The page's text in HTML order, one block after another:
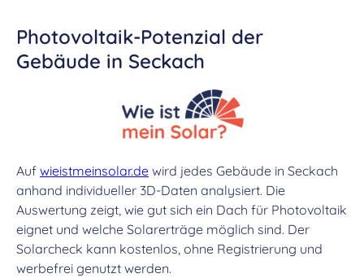
Photovoltaik-Potenzial der
Gebäude in Seckach
Auf wieistmeinsolar.de wird jedes Gebäude in Seckach
anhand individueller 3D-Daten analysiert. Die
Auswertung zeigt, wie gut sich ein Dach für Photovoltaik
eignet und welche Solarerträge möglich sind. Der
Solarcheck kann kostenlos, ohne Registrierung und
werbefrei genutzt werden.